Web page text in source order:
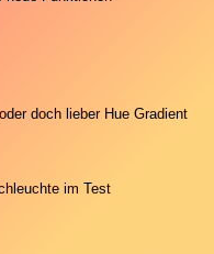
doch lieber Hue Gradient
im Test